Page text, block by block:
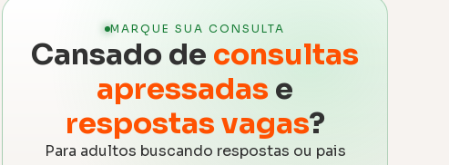
MARQUE SUA CONSULTA
Cansado de consultas
apressadas e
respostas vagas?
Para adultos buscando respostas ou pais